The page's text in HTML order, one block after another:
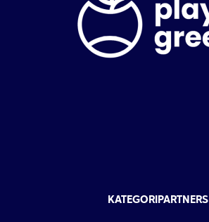
KATEGORIPARTNERS